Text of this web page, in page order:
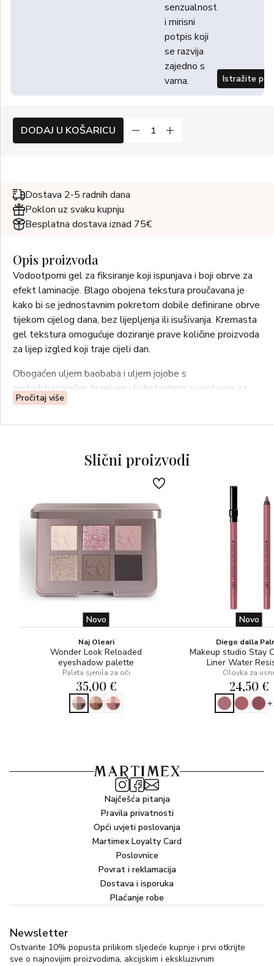
senzualnost
i mirisni
potpis koji
se razvija
zajedno s
vama.
Istražite
DODAJ U KOŠARICU
Dostava 2-5 radnih dana
Poklon uz svaku kupnju
Besplatna dostava iznad 75€
Opis proizvoda
Vodootporni gel za fiksiranje koji ispunjava i boji obrve za
efekt laminacije. Blago obojena tekstura proučavana je
kako bi se jednostavnim pokretom dobile definirane obrve
tijekom cijelog dana, bez lijepljenja ili isušivanja. Kremasta
gel tekstura omogućuje doziranje prave količine proizvoda
za lijep izgled koji traje cijeli dan.
Obogaćen uljem baobaba i uljem jojobe s
restrukturirajućim, hranjivim i hidratantnim svojstvima za
prirodan učinak i bez ružnih bijelih tragova.
Oblikuj ih, zavoli ih!
Otkrij našu novu prozirnu nijansu gela Lasting Shape
Eyebrow Fixer i ponovno se zaljubi u svoje obrve!
Naš vodootporni, postojani prozirni gel pruža trenutačan
efekt zaglađenih i podignutih dlačica za savršeno
definirane obrve tijekom cijelog dana.
Dermatološki testirano.
Pročitaj više
Slični proizvodi
Novo
Naj Oleari
Wonder Look Reloaded
eyeshadow palette
Paleta sjenila za oči
35,00 €
Novo
Diego dalla
Makeup studio Stay
Liner Water
Olovka za
24,50 €
Najčešća pitanja
Pravila privatnosti
Opći uvjeti poslovanja
Martimex Loyalty Card
Poslovnice
Povrat i reklamacija
Dostava i isporuka
Plaćanje robe
Newsletter
Ostvarite 10% popusta prilikom sljedeće kupnje i prvi otkrijte
sve o najnovijim proizvodima, akcijskim i ekskluzivnim